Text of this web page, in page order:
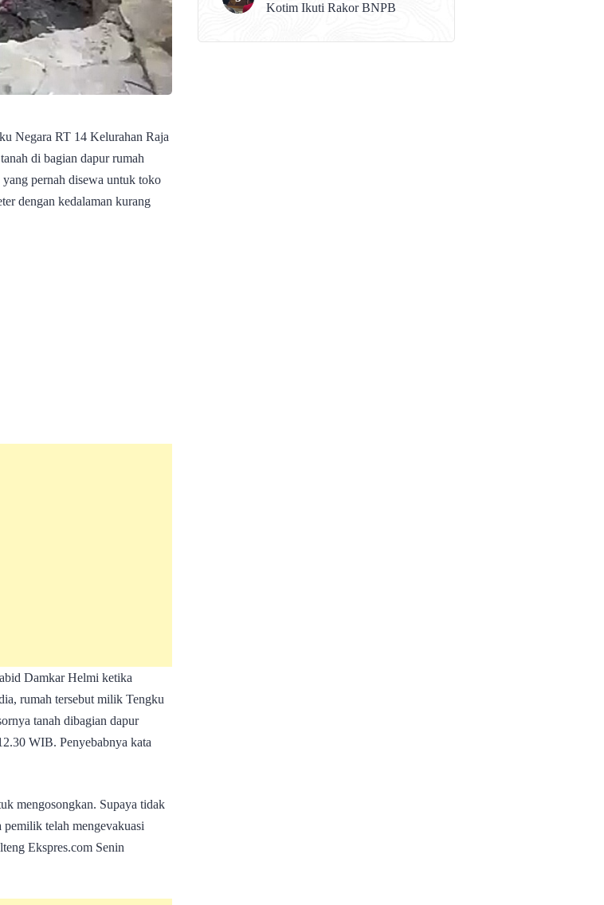
Negara RT 14 Kelurahan Raja
di bagian dapur rumah
pernah disewa untuk toko
dengan kedalaman kurang
Damkar Helmi ketika
rumah tersebut milik Tengku
tanah dibagian dapur
WIB. Penyebabnya kata
mengosongkan. Supaya tidak
telah mengevakuasi
Ekspres.com Senin
Kotim Ikuti Rakor BNPB